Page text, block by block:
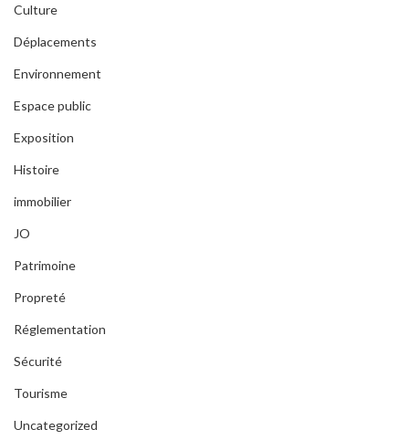
Culture
Déplacements
Environnement
Espace public
Exposition
Histoire
immobilier
JO
Patrimoine
Propreté
Réglementation
Sécurité
Tourisme
Uncategorized